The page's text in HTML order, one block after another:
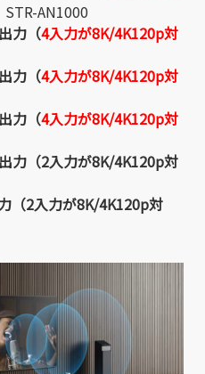
STR-AN1000
力（4入力が8K/4K120p対
力（4入力が8K/4K120p対
力（4入力が8K/4K120p対
力（2入力が8K/4K120p対
（2入力が8K/4K120p対